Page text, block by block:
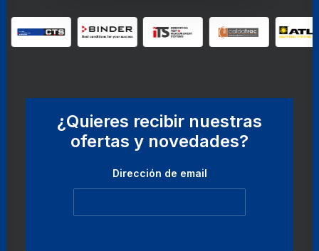
¿Quieres recibir nuestras
ofertas y novedades?
Dirección de email